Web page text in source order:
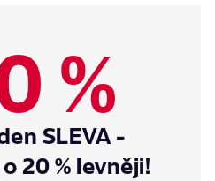
%
SLEVA -
20 % levněji!